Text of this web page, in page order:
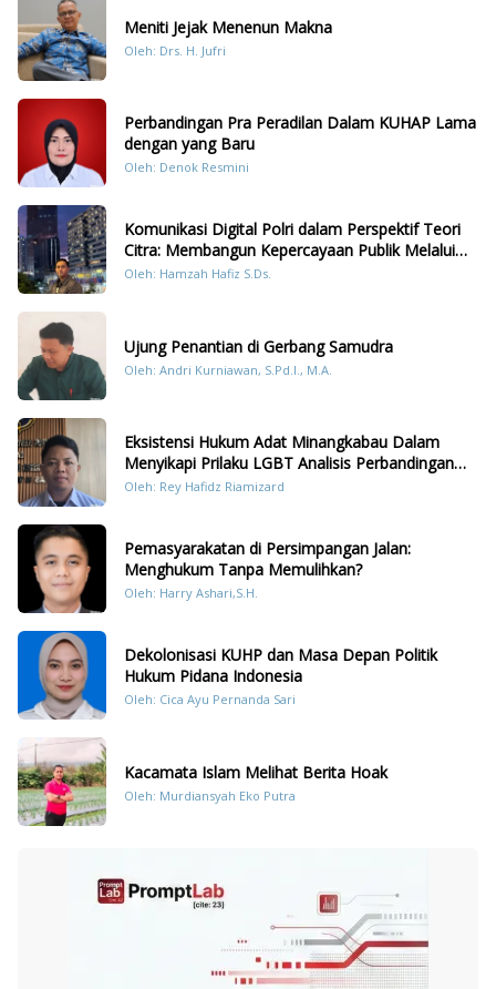
Meniti Jejak Menenun Makna
Oleh: Drs. H. Jufri
Perbandingan Pra Peradilan Dalam KUHAP Lama
dengan yang Baru
Oleh: Denok Resmini
Komunikasi Digital Polri dalam Perspektif Teori
Citra: Membangun Kepercayaan Publik Melalui
Konten Humanis Kesiapsiagaan Bencana di
Oleh: Hamzah Hafiz S.Ds.
Ujung Penantian di Gerbang Samudra
Oleh: Andri Kurniawan, S.Pd.I., M.A.
Eksistensi Hukum Adat Minangkabau Dalam
Menyikapi Prilaku LGBT Analisis Perbandingan
Dengan Hukum Pidana
Oleh: Rey Hafidz Riamizard
Pemasyarakatan di Persimpangan Jalan:
Menghukum Tanpa Memulihkan?
Oleh: Harry Ashari,S.H.
Dekolonisasi KUHP dan Masa Depan Politik
Hukum Pidana Indonesia
Oleh: Cica Ayu Pernanda Sari
Kacamata Islam Melihat Berita Hoak
Oleh: Murdiansyah Eko Putra